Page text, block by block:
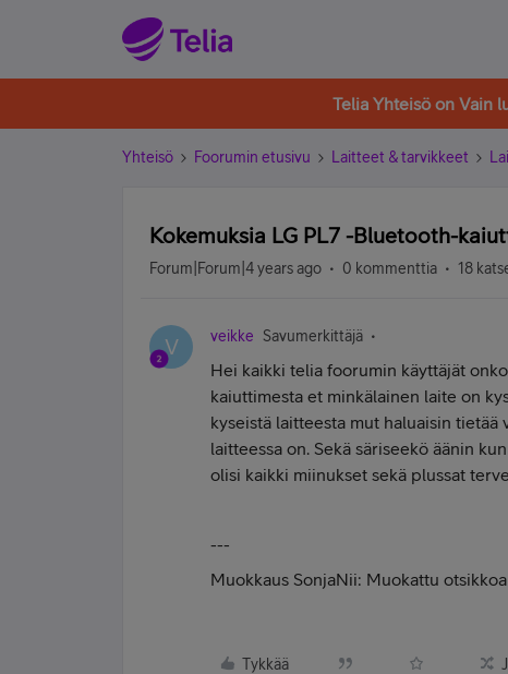
Telia Yhteisö on Vain
Yhteisö Foorumin etusivu Laitteet & tarvikkeet
Kokemuksia LG PL7 -Bluetooth-
Forum|Forum|4 years ago 0 kommenttia 18
V veikke Savumerkittäjä
Hei kaikki telia foorumin käyttäjät
kaiuttimesta et minkälainen laite on
kyseistä laitteesta mut haluaisin
laitteessa on. Sekä säriseekö äänin
olisi kaikki miinukset sekä plussat
---
Muokkaus SonjaNii: Muokattu
Tykkää